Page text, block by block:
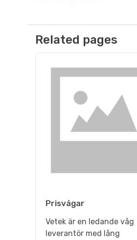
Related pages
Prisvågar
Vetek är en ledande våg
leverantör med lång